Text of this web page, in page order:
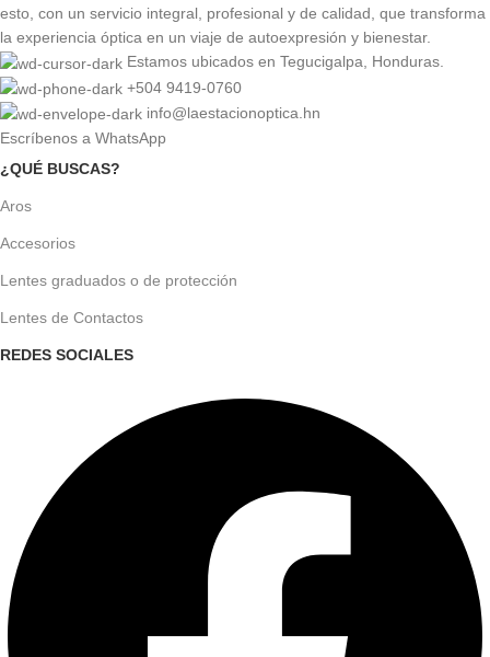
esto, con un servicio integral, profesional y de calidad, que transforma
la experiencia óptica en un viaje de autoexpresión y bienestar.
Estamos ubicados en Tegucigalpa, Honduras.
+504 9419-0760
info@laestacionoptica.hn
Escríbenos a WhatsApp
¿QUÉ BUSCAS?
Aros
Accesorios
Lentes graduados o de protección
Lentes de Contactos
REDES SOCIALES